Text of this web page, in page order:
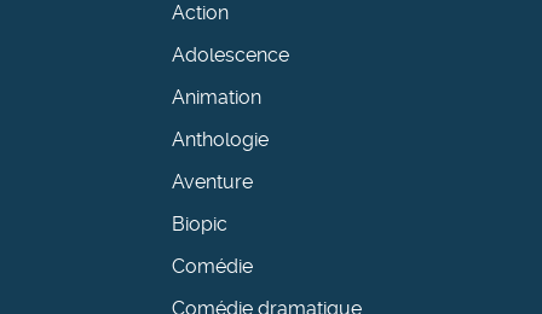
Action
Adolescence
Animation
Anthologie
Aventure
Biopic
Comédie
Comédie dramatique